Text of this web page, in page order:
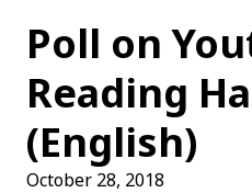
Poll on
Reading
(English)
October 28, 2018